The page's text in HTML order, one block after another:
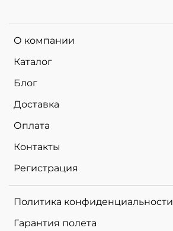
О компании
Каталог
Блог
Доставка
Оплата
Контакты
Регистрация
Политика конфиденциальности
Гарантия полета